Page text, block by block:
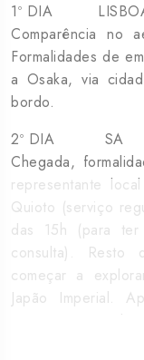
1º DIA LISBOA
Comparência no
Formalidades de
a Osaka, via
bordo.
2º DIA SA
Chegada,
representante
Quioto (serviço
das 15h (para
consulta).
começar a
Japão Imperial.
passeie em